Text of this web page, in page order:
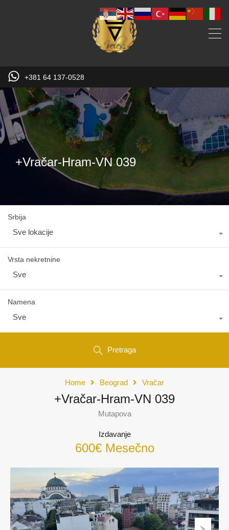
+381 64 137-0528
+Vračar-Hram-VN 039
Srbija
Sve lokacije
Vrsta nekretnine
Sve
Namena
Sve
Pretraga
Home Beograd Vračar
+Vračar-Hram-VN 039
Mutapova
Izdavanje
600€ Mesečno